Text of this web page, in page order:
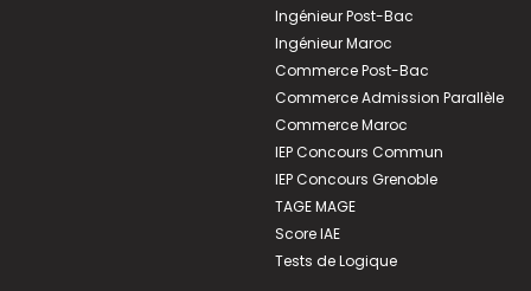
Ingénieur Post-Bac
Ingénieur Maroc
Commerce Post-Bac
Commerce Admission Parallèle
Commerce Maroc
IEP Concours Commun
IEP Concours Grenoble
TAGE MAGE
Score IAE
Tests de Logique